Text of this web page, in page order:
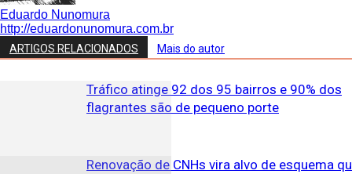
Eduardo Nunomura
http://eduardonunomura.com.br
ARTIGOS RELACIONADOS Mais do autor
Tráfico atinge 92 dos 95 bairros e 90% dos
flagrantes são de pequeno porte
Renovação de CNHs vira alvo de esquema